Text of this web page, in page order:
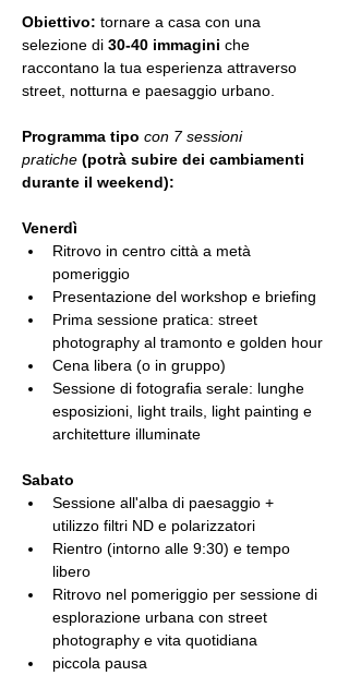
Obiettivo: tornare a casa con una
selezione di 30-40 immagini che
raccontano la tua esperienza attraverso
street, notturna e paesaggio urbano.
Programma tipo con 7 sessioni
pratiche (potrà subire dei cambiamenti
durante il weekend):
Venerdì
Ritrovo in centro città a metà
pomeriggio
Presentazione del workshop e briefing
Prima sessione pratica: street
photography al tramonto e golden hour
Cena libera (o in gruppo)
Sessione di fotografia serale: lunghe
esposizioni, light trails, light painting e
architetture illuminate
Sabato
Sessione all'alba di paesaggio +
utilizzo filtri ND e polarizzatori
Rientro (intorno alle 9:30) e tempo
libero
Ritrovo nel pomeriggio per sessione di
esplorazione urbana con street
photography e vita quotidiana
piccola pausa